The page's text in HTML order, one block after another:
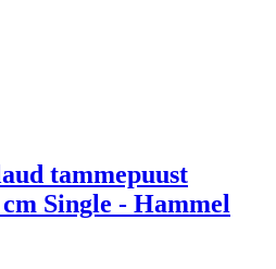
tammepuust
Single - Hammel